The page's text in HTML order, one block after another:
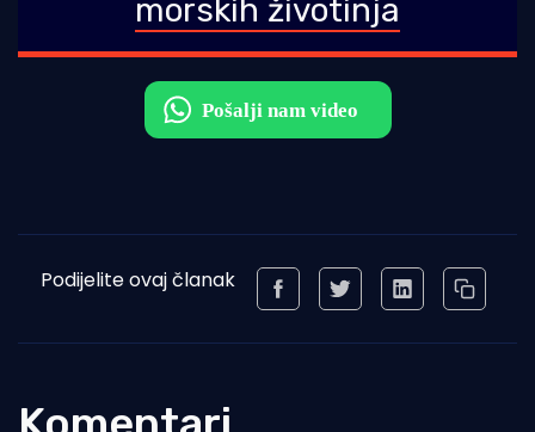
morskih životinja
Podijelite ovaj članak